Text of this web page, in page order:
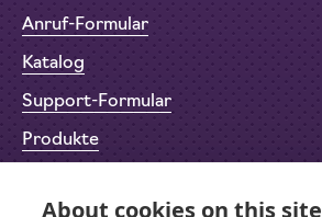
Anruf-Formular
Katalog
Support-Formular
Produkte
About cookies on this site